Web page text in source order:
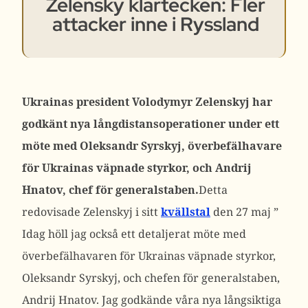
attacker inne i Ryssland
Ukrainas president Volodymyr Zelenskyj har
godkänt nya långdistansoperationer under ett
möte med Oleksandr Syrskyj, överbefälhavare
för Ukrainas väpnade styrkor, och Andrij
Hnatov, chef för generalstaben.Detta
redovisade Zelenskyj i sittkvällstal den 27 maj ”
Idag höll jag också ett detaljerat möte med
överbefälhavaren för Ukrainas väpnade styrkor,
Oleksandr Syrskyj, och chefen för generalstaben,
Andrij Hnatov. Jag godkände våra nya långsiktiga